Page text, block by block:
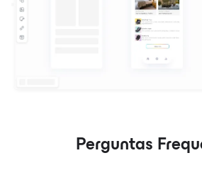
Perguntas